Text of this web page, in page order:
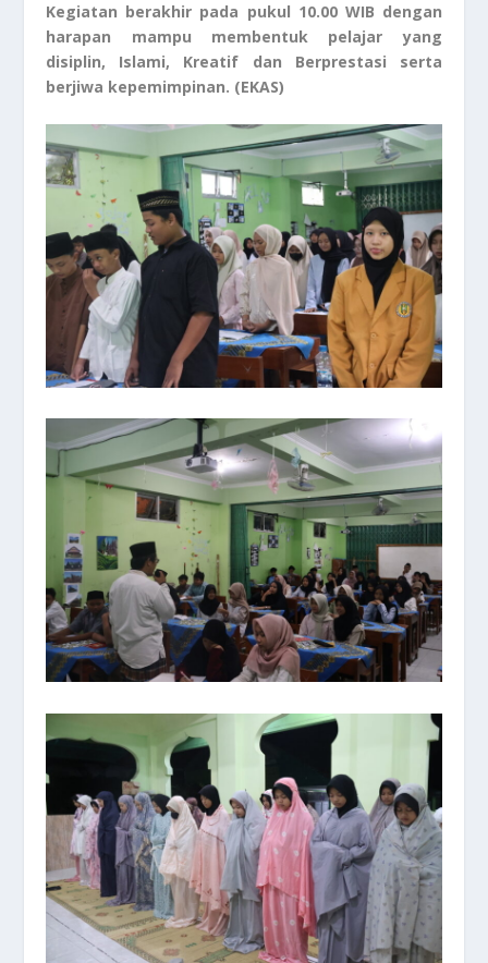
Kegiatan berakhir pada pukul 10.00 WIB dengan
harapan mampu membentuk pelajar yang
disiplin, Islami, Kreatif dan Berprestasi serta
berjiwa kepemimpinan. (EKAS)